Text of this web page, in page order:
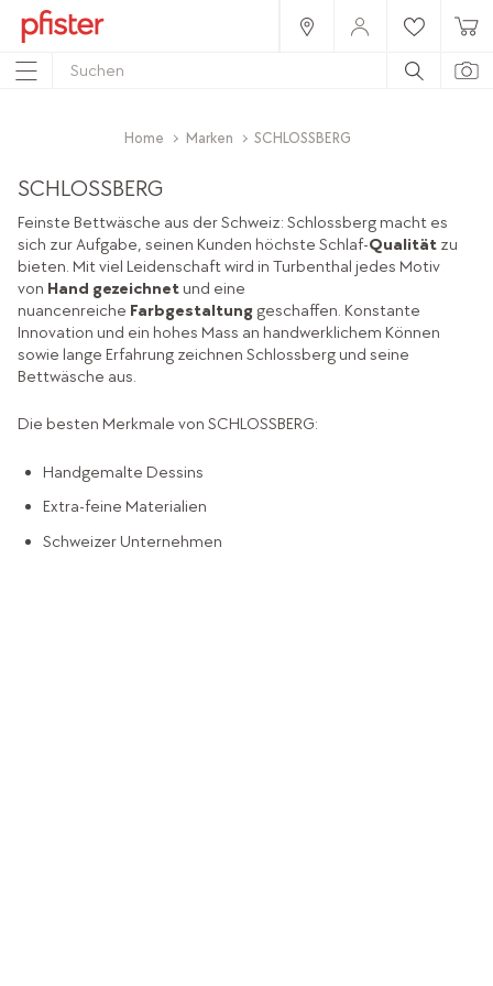
Home Marken SCHLOSSBERG
SCHLOSSBERG
Feinste Bettwäsche aus der Schweiz: Schlossberg macht es
sich zur Aufgabe, seinen Kunden höchste Schlaf-Qualität zu
bieten. Mit viel Leidenschaft wird in Turbenthal jedes Motiv
von Hand gezeichnet und eine
nuancenreiche Farbgestaltung geschaffen. Konstante
Innovation und ein hohes Mass an handwerklichem Können
sowie lange Erfahrung zeichnen Schlossberg und seine
Bettwäsche aus.
Die besten Merkmale von SCHLOSSBERG:
Handgemalte Dessins
Extra-feine Materialien
Schweizer Unternehmen